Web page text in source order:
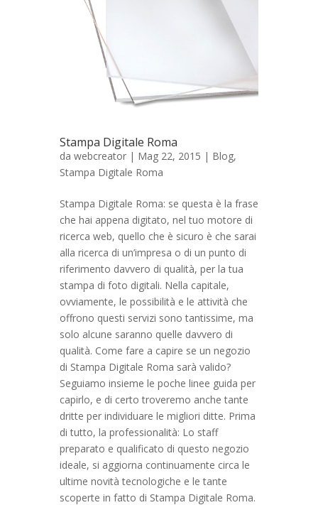
Stampa Digitale Roma
da webcreator | Mag 22, 2015 | Blog,
Stampa Digitale Roma
Stampa Digitale Roma: se questa è la frase
che hai appena digitato, nel tuo motore di
ricerca web, quello che è sicuro è che sarai
alla ricerca di un’impresa o di un punto di
riferimento davvero di qualità, per la tua
stampa di foto digitali. Nella capitale,
ovviamente, le possibilità e le attività che
offrono questi servizi sono tantissime, ma
solo alcune saranno quelle davvero di
qualità. Come fare a capire se un negozio
di Stampa Digitale Roma sarà valido?
Seguiamo insieme le poche linee guida per
capirlo, e di certo troveremo anche tante
dritte per individuare le migliori ditte. Prima
di tutto, la professionalità: Lo staff
preparato e qualificato di questo negozio
ideale, si aggiorna continuamente circa le
ultime novità tecnologiche e le tante
scoperte in fatto di Stampa Digitale Roma.